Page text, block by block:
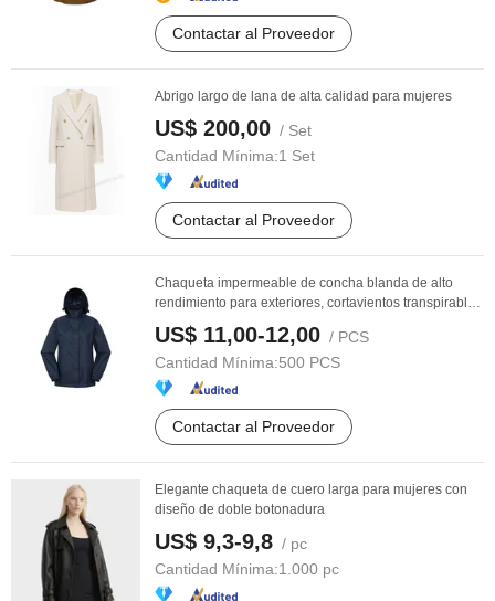
Contactar al Proveedor
Abrigo largo de lana de alta calidad para mujeres
US$ 200,00 / Set
Cantidad Mínima:1 Set
Contactar al Proveedor
Chaqueta impermeable de concha blanda de alto
rendimiento para exteriores, cortavientos transpirable
US$ 11,00-12,00 / PCS
Cantidad Mínima:500 PCS
Contactar al Proveedor
Elegante chaqueta de cuero larga para mujeres con
diseño de doble botonadura
US$ 9,3-9,8 / pc
Cantidad Mínima:1.000 pc